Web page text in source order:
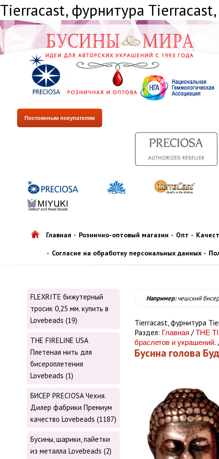
Tiеrrасаst, фурнитура
Постоянным покупателям
Главная Рознично-оптовый магазин Опт
Согласие на обработку персональных данных
FLEXRITE бижутерный
тросик 0,25 мм. купить в
Lovebeads (19)
THE FIRELINE USA
Плетеная нить для
бисероплетения
Lovebeads (1)
БИСЕР PRECIOSA Чехия.
Дилер фабрики Премиум
качество Lovebeads (1187)
Бусины, шарики, пайетки
из металла Lovebeads (2)
Например:чешский бисер
Tiеrrасаst, фурнитура
Раздел: Главная /THE
браслетов и украшений.
Бусина голова